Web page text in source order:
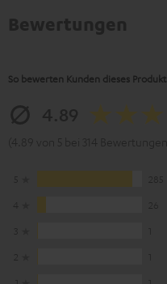
So bewerten Kunden dieses Produkt